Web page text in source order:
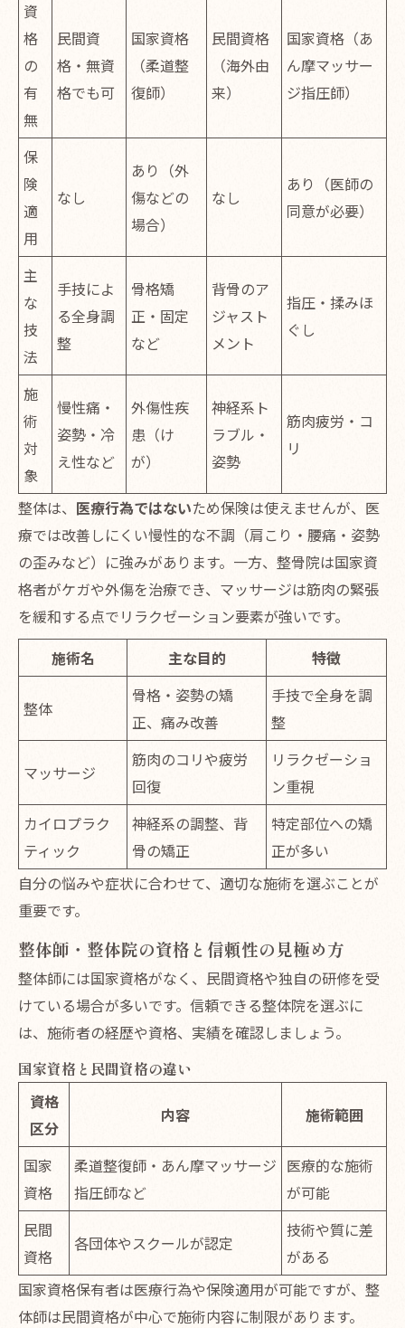
資
格
の
有
無
民間資
格・無資
格でも可
国家資格
（柔道整
復師）
民間資格
（海外由
来）
国家資格（あ
ん摩マッサー
ジ指圧師）
保
険
適
用
なし
あり（外
傷などの
場合）
なし
あり（医師の
同意が必要）
主
な
技
法
手技によ
る全身調
整
骨格矯
正・固定
など
背骨のア
ジャスト
メント
指圧・揉みほ
ぐし
施
術
対
象
慢性痛・
姿勢・冷
え性など
外傷性疾
患（け
が）
神経系ト
ラブル・
姿勢
筋肉疲労・コ
リ
整体は、 医療行為ではないため保険は使えませんが、医
療では改善しにくい慢性的な不調（肩こり・腰痛・姿勢
の歪みなど）に強みがあります。一方、整骨院は国家資
格者がケガや外傷を治療でき、マッサージは筋肉の緊張
を緩和する点でリラクゼーション要素が強いです。
施術名
主な目的 特徴
整体
骨格・姿勢の矯
正、痛み改善
手技で全身を調
整
マッサージ
筋肉のコリや疲労
回復
リラクゼーショ
ン重視
カイロプラク
ティック
神経系の調整、背
骨の矯正
特定部位への矯
正が多い
自分の悩みや症状に合わせて、適切な施術を選ぶことが
重要です。
整体師・整体院の資格と信頼性の見極め方
整体師には国家資格がなく、民間資格や独自の研修を受
けている場合が多いです。信頼できる整体院を選ぶに
は、施術者の経歴や資格、実績を確認しましょう。
国家資格と民間資格の違い
資格
区分
内容 施術範囲
国家
資格
柔道整復師・あん摩マッサージ
指圧師など
医療的な施術
が可能
民間
資格
各団体やスクールが認定
技術や質に差
がある
国家資格保有者は医療行為や保険適用が可能ですが、整
体師は民間資格が中心で施術内容に制限があります。